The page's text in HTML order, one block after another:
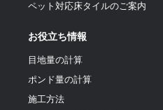
ペット対応床タイルのご案内
お役立ち情報
目地量の計算
ポンド量の計算
施工方法